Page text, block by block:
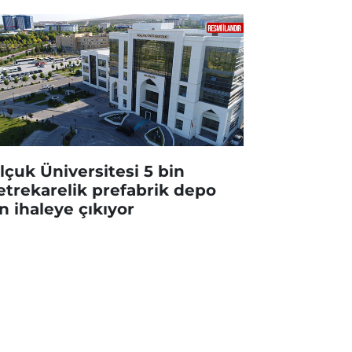
Üniversitesi 5 bin
prefabrik depo
ihaleye çıkıyor